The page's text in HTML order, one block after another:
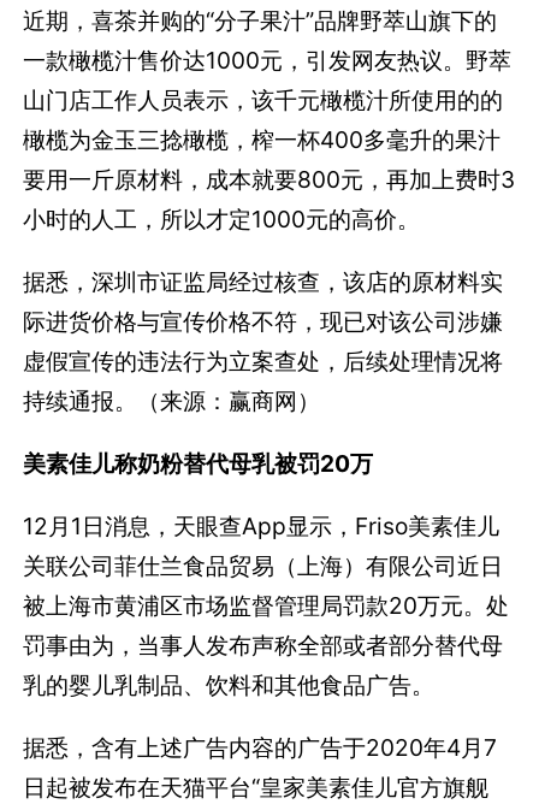
近期，喜茶并购的“分子果汁”品牌野萃山旗下的
一款橄榄汁售价达1000元，引发网友热议。野萃
山门店工作人员表示，该千元橄榄汁所使用的的
橄榄为金玉三捻橄榄，榨一杯400多毫升的果汁
要用一斤原材料，成本就要800元，再加上费时3
小时的人工，所以才定1000元的高价。
据悉，深圳市证监局经过核查，该店的原材料实
际进货价格与宣传价格不符，现已对该公司涉嫌
虚假宣传的违法行为立案查处，后续处理情况将
持续通报。（来源：赢商网）
美素佳儿称奶粉替代母乳被罚20万
12月1日消息，天眼查App显示，Friso美素佳儿
关联公司菲仕兰食品贸易（上海）有限公司近日
被上海市黄浦区市场监督管理局罚款20万元。处
罚事由为，当事人发布声称全部或者部分替代母
乳的婴儿乳制品、饮料和其他食品广告。
据悉，含有上述广告内容的广告于2020年4月7
日起被发布在天猫平台“皇家美素佳儿官方旗舰